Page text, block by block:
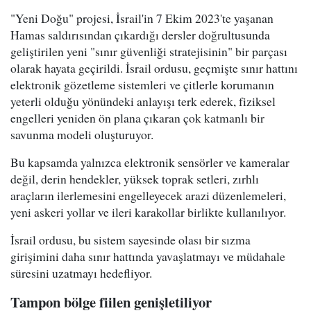
"Yeni Doğu" projesi, İsrail'in 7 Ekim 2023'te yaşanan
Hamas saldırısından çıkardığı dersler doğrultusunda
geliştirilen yeni "sınır güvenliği stratejisinin" bir parçası
olarak hayata geçirildi. İsrail ordusu, geçmişte sınır hattını
elektronik gözetleme sistemleri ve çitlerle korumanın
yeterli olduğu yönündeki anlayışı terk ederek, fiziksel
engelleri yeniden ön plana çıkaran çok katmanlı bir
savunma modeli oluşturuyor.
Bu kapsamda yalnızca elektronik sensörler ve kameralar
değil, derin hendekler, yüksek toprak setleri, zırhlı
araçların ilerlemesini engelleyecek arazi düzenlemeleri,
yeni askeri yollar ve ileri karakollar birlikte kullanılıyor.
İsrail ordusu, bu sistem sayesinde olası bir sızma
girişimini daha sınır hattında yavaşlatmayı ve müdahale
süresini uzatmayı hedefliyor.
Tampon bölge fiilen genişletiliyor